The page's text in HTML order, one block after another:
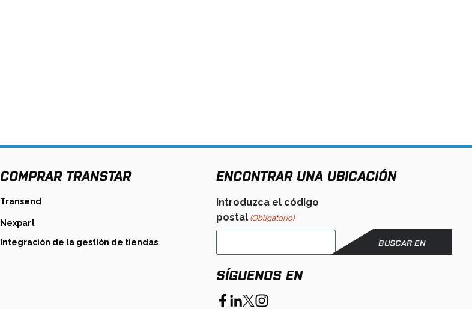
COMPRAR TRANSTAR
Transendopens
new
Nexpartopens
Integración de la gestión de tiendasopens
ENCONTRAR UNA UBICACIÓN
Introduzca el código
postal (Obligatorio)
SÍGUENOS EN
opensopensopens
opens